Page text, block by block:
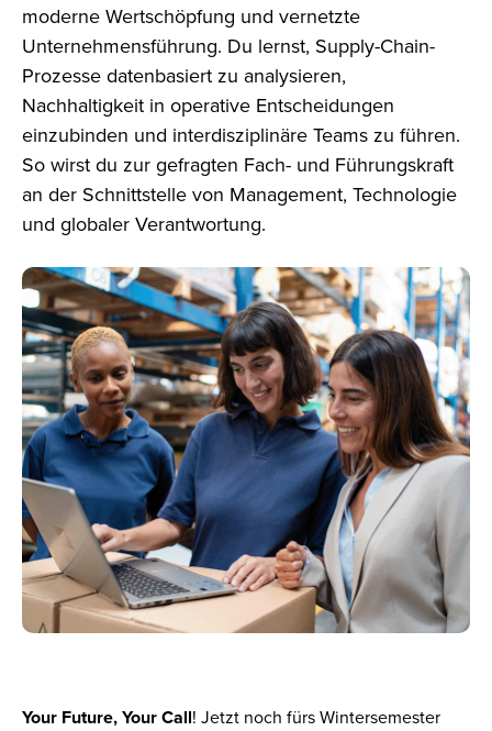
moderne Wertschöpfung und vernetzte
Unternehmensführung. Du lernst, Supply-Chain-
Prozesse datenbasiert zu analysieren,
Nachhaltigkeit in operative Entscheidungen
einzubinden und interdisziplinäre Teams zu führen.
So wirst du zur gefragten Fach- und Führungskraft
an der Schnittstelle von Management, Technologie
und globaler Verantwortung.
Your Future, Your Call! Jetzt noch fürs Wintersemester